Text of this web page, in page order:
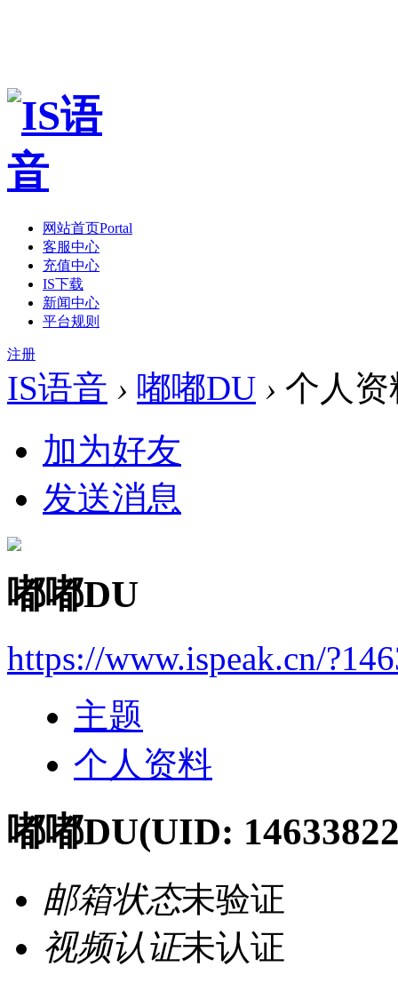
网站首页Portal
客服中心
充值中心
IS下载
新闻中心
平台规则
注册
IS语音 › 嘟嘟DU › 个人资
加为好友
发送消息
嘟嘟DU
https://www.ispeak.cn/
主题
个人资料
嘟嘟DU(UID:
邮箱状态未验证
视频认证未认证